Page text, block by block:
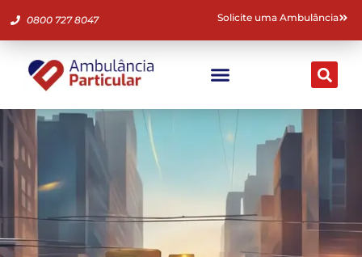
0800 727 8047 Solicite uma Ambulância